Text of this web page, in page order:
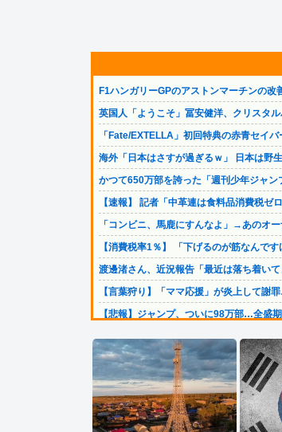
F1ハンガリーGPのアストンマーチンの改
英国人「ようこそ」冨安健洋、クリスタ
「Fate/EXTELLA」初回特典の赤青セイバ
海外「日本はさすが過ぎるｗ」 日本は野
かつて650万部を誇った「週刊少年ジャン
【速報】 記者「中革連は食料品消費税ゼ
「コンビニ、馬鹿にすんなよ」→あのオ
【消費税率1％】 「下げるのが筋なんで
渡邊渚さん、近況報告「最近は落ち着いて
【言葉狩り】「ママ応援」が炎上して謝
【悲報】ジャンプ、ついに98万部…全盛
イオン爆発事故、原因はLPG漏れか…経
【画像】 日産が社運をかけて発売する
【速報】 中国、ガチで逝く
【画像】 パッパ「妻と子供と海に来た」
【画像】 福岡、こんなのが普通に走って